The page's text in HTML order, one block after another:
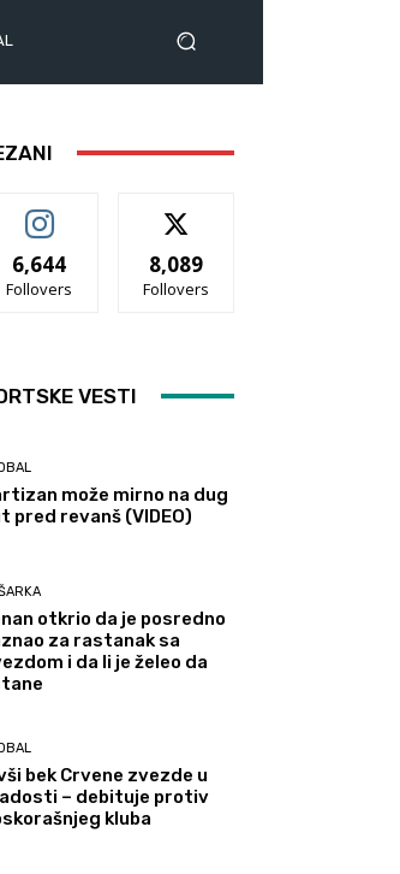
6,644
Follovers
8,089
Follovers
VESTI
može mirno na dug
pred revanš (VIDEO)
otkrio da je posredno
za rastanak sa
i da li je želeo da
bek Crvene zvezde u
– debituje protiv
kluba